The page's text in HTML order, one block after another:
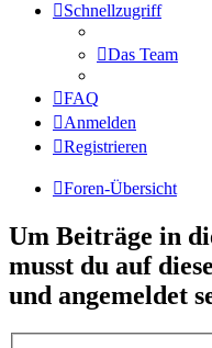
Schnellzugriff
Das Team
FAQ
Anmelden
Registrieren
Foren-Übersicht
Um Beiträge in
musst du auf
und angemeldet